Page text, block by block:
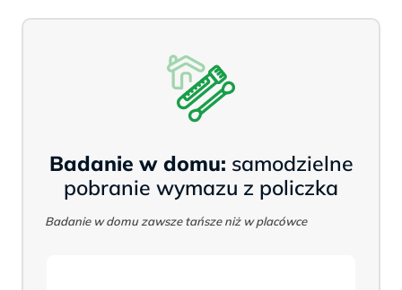
Badanie w domu: samodzielne
pobranie wymazu z policzka
Badanie w domu zawsze tańsze niż w placówce